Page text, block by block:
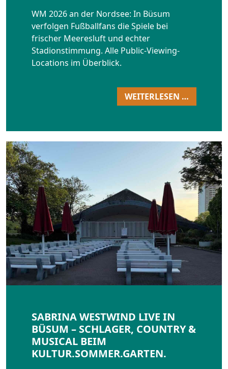
WM 2026 an der Nordsee: In Büsum
verfolgen Fußballfans die Spiele bei
frischer Meeresluft und echter
Stadionstimmung. Alle Public-Viewing-
Locations im Überblick.
WEITERLESEN …
SABRINA WESTWIND LIVE IN
BÜSUM – SCHLAGER, COUNTRY &
MUSICAL BEIM
KULTUR.SOMMER.GARTEN.